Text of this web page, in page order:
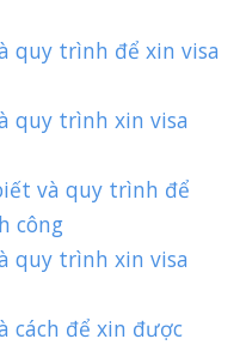
quy trình để xin visa
quy trình xin visa
và quy trình để
công
quy trình xin visa
cách để xin được